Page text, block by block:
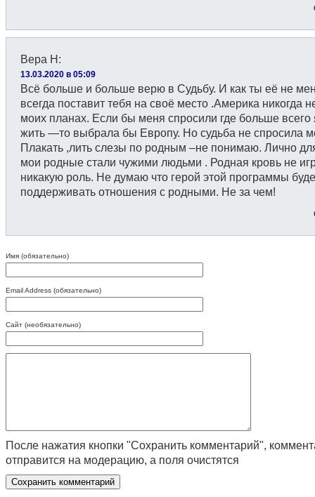
Вера Н :
13.03.2020 в 05:09
Всё больше и больше верю в Судьбу. И как ты её не
всегда поставит тебя на своё место .Америка никогда
моих планах. Если бы меня спросили где больше всего
жить —то выбрала бы Европу. Но судьба не спросила
Плакать ,лить слезы по родным –не понимаю. Лично
мои родные стали чужими людьми . Родная кровь не
никакую роль. Не думаю что герой этой программы
поддерживать отношения с родными. Не за чем!
Имя (обязательно)
Email Address (обязательно)
Сайт (необязательно)
После нажатия кнопки "Сохранить комментарий",
отправится на модерацию, а поля очистятся